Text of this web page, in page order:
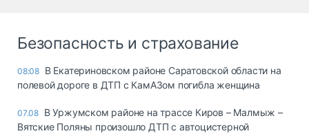
Безопасность и страхование
08:08 В Екатериновском районе Саратовской области на
полевой дороге в ДТП с КамАЗом погибла женщина
07.08 В Уржумском районе на трассе Киров – Малмыж –
Вятские Поляны произошло ДТП с автоцистерной